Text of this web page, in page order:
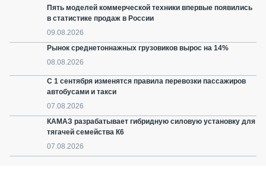
Пять моделей коммерческой техники впервые появились
в статистике продаж в России
09.08.2026
Рынок среднетоннажных грузовиков вырос на 14%
08.08.2026
С 1 сентября изменятся правила перевозки пассажиров
автобусами и такси
07.08.2026
КАМАЗ разрабатывает гибридную силовую установку для
тягачей семейства К6
07.08.2026